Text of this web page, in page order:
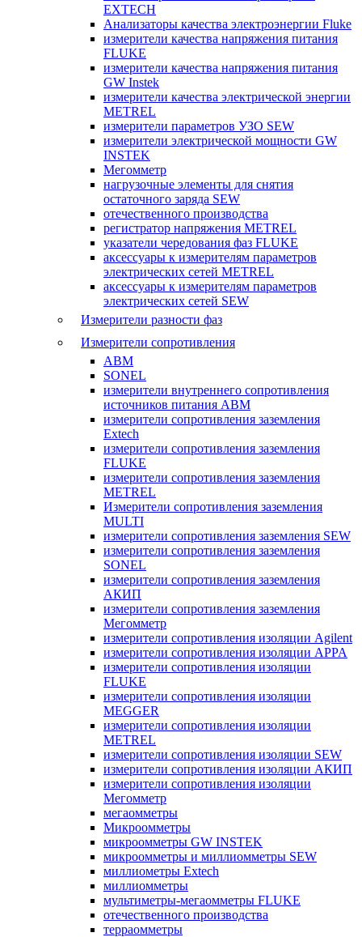
EXTECH
Анализаторы качества электроэнергии Fluke
измерители качества напряжения питания
FLUKE
измерители качества напряжения питания
GW Instek
измерители качества электрической энергии
METREL
измерители параметров УЗО SEW
измерители электрической мощности GW
INSTEK
Мегомметр
нагрузочные элементы для снятия
остаточного заряда SEW
отечественного производства
регистратор напряжения METREL
указатели чередования фаз FLUKE
аксессуары к измерителям параметров
электрических сетей METREL
аксессуары к измерителям параметров
электрических сетей SEW
Измерители разности фаз
Измерители сопротивления
ABM
SONEL
измерители внутреннего сопротивления
источников питания ABM
измерители сопротивления заземления
Extech
измерители сопротивления заземления
FLUKE
измерители сопротивления заземления
METREL
Измерители сопротивления заземления
MULTI
измерители сопротивления заземления SEW
измерители сопротивления заземления
SONEL
измерители сопротивления заземления
АКИП
измерители сопротивления заземления
Мегомметр
измерители сопротивления изоляции Agilent
измерители сопротивления изоляции APPA
измерители сопротивления изоляции
FLUKE
измерители сопротивления изоляции
MEGGER
измерители сопротивления изоляции
METREL
измерители сопротивления изоляции SEW
измерители сопротивления изоляции АКИП
измерители сопротивления изоляции
Мегомметр
мегаомметры
Микроомметры
микроомметры GW INSTEK
микроомметры и миллиомметры SEW
миллиометры Extech
миллиомметры
мультиметры-мегаомметры FLUKE
отечественного производства
терраомметры